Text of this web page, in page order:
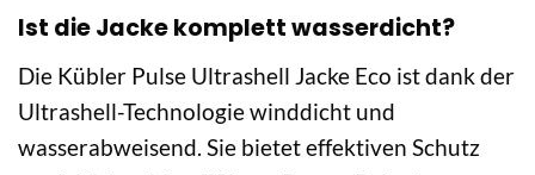
Ist die Jacke komplett wasserdicht?
Die Kübler Pulse Ultrashell Jacke Eco ist dank der
Ultrashell-Technologie winddicht und
wasserabweisend. Sie bietet effektiven Schutz